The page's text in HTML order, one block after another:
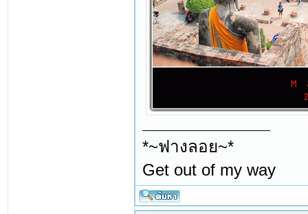
*~ฟางลอย~*
Get out of my way